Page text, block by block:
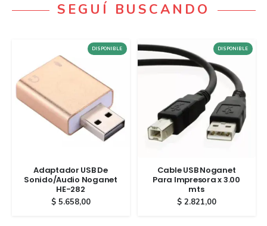
SEGUÍ BUSCANDO
DISPONIBLE
Adaptador USB De
Sonido/Audio Noganet
HE-282
$5.658,00
DISPONIBLE
Cable USB Noganet
Para Impresora x 3.00
mts
$2.821,00